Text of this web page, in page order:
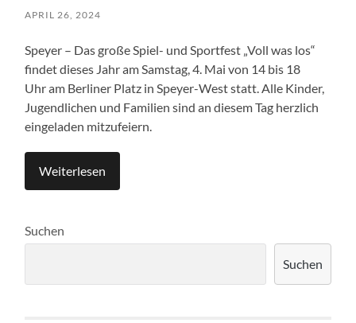
APRIL 26, 2024
Speyer – Das große Spiel- und Sportfest „Voll was los“
findet dieses Jahr am Samstag, 4. Mai von 14 bis 18
Uhram Berliner Platz in Speyer-West statt. Alle Kinder,
Jugendlichen und Familien sind an diesem Tag herzlich
eingeladen mitzufeiern.
Weiterlesen
Suchen
Suchen